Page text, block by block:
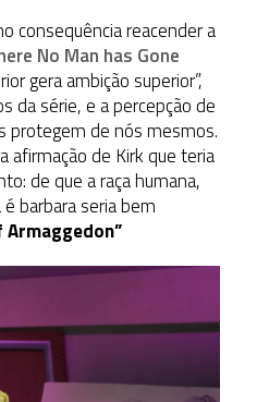
consequência reacender a
No Man has Gone
gera ambição superior”,
da série, e a percepção de
protegem de nós mesmos.
afirmação de Kirk que teria
de que a raça humana,
barbara seria bem
Armaggedon”